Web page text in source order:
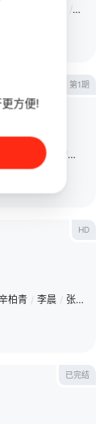
/ 李晨
第1期
黄子弘凡 / 姜贞羽
HD
柏青 / 李晨 / 张钧甯
已完结
方便!